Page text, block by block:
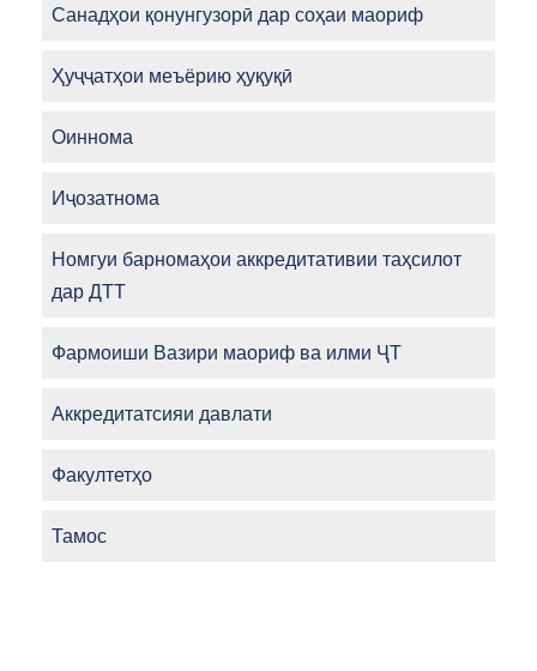
Санадҳои қонунгузорӣ дар соҳаи маориф
Ҳуҷҷатҳои меъёрию ҳуқуқӣ
Оиннома
Иҷозатнома
Номгуи барномаҳои аккредитативии таҳсилот
дар ДТТ
Фармоиши Вазири маориф ва илми ҶТ
Аккредитатсияи давлати
Факултетҳо
Тамос